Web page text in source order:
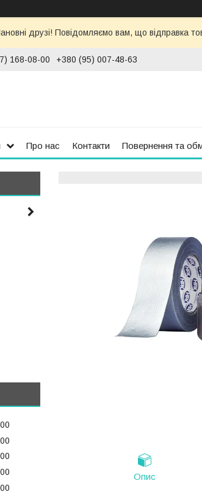
друзі! Повідомляємо вам, що відправка
168-08-00 +380 (95) 007-48-63
Про нас Контакти Повернення та
Опис